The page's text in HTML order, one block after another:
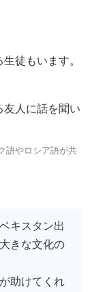
徒もいます。
人に話を聞い
語やロシア語が共
キスタン出
きな文化の
助けてくれ